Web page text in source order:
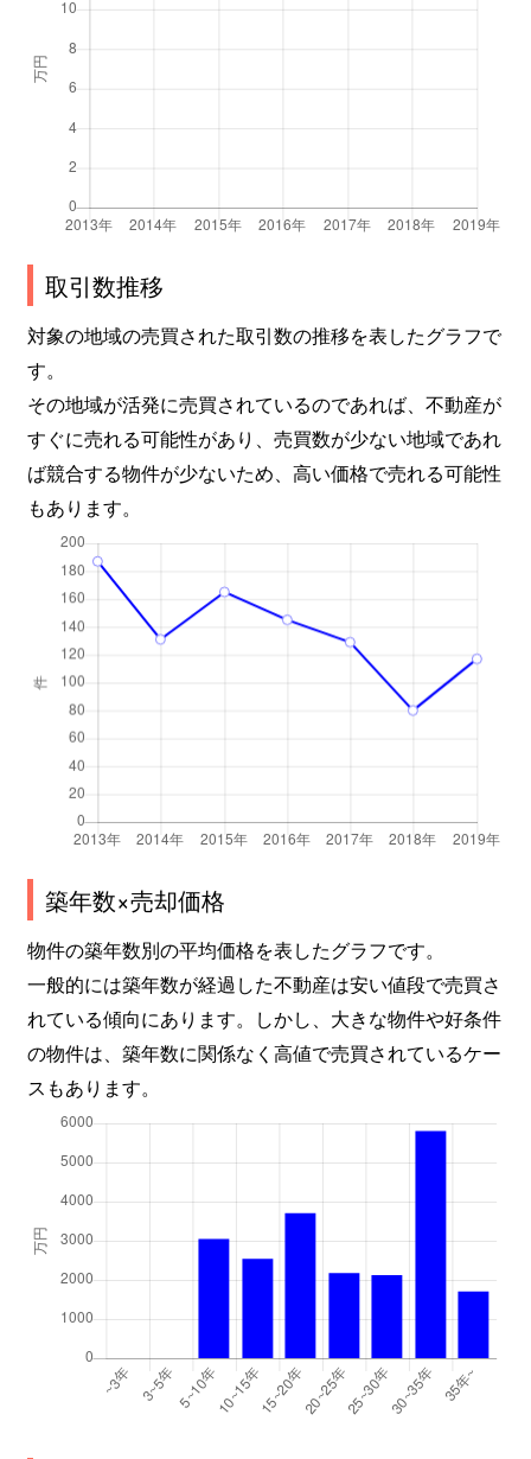
取引数推移
対象の地域の売買された取引数の推移を表したグラフで
す。
その地域が活発に売買されているのであれば、不動産が
すぐに売れる可能性があり、売買数が少ない地域であれ
ば競合する物件が少ないため、高い価格で売れる可能性
もあります。
築年数×売却価格
物件の築年数別の平均価格を表したグラフです。
一般的には築年数が経過した不動産は安い値段で売買さ
れている傾向にあります。しかし、大きな物件や好条件
の物件は、築年数に関係なく高値で売買されているケー
スもあります。